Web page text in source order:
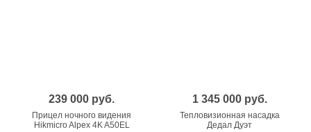
239 000 руб.
Прицел ночного видения
Hikmicro Alpex 4K A50EL
1 345 000 руб.
Тепловизионная насадка
Дедал Дуэт